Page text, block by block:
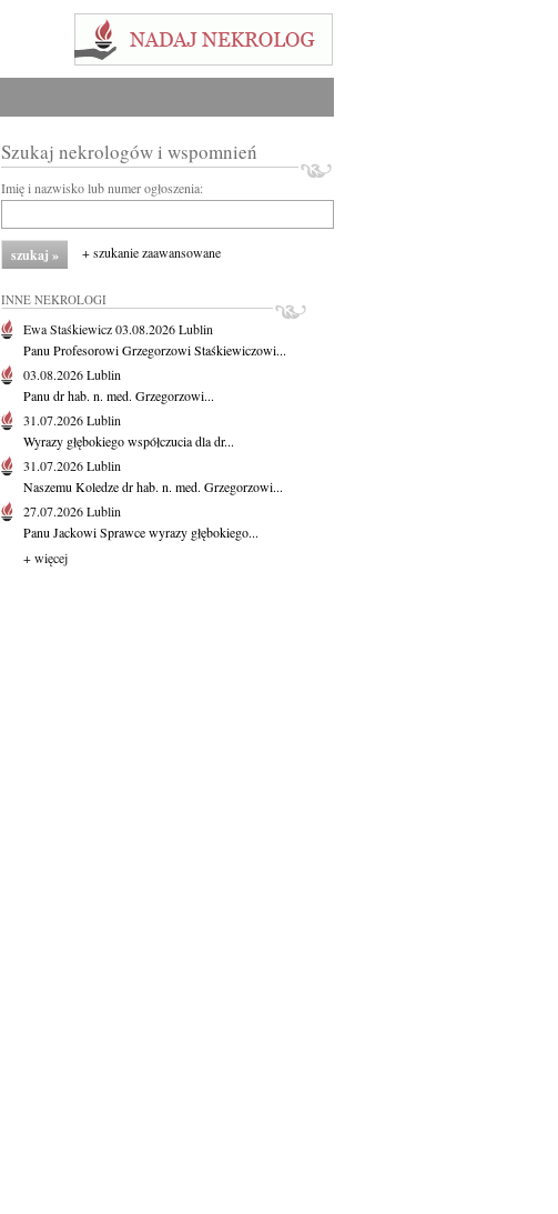
Szukaj nekrologów i wspomnień
Imię i nazwisko lub numer ogłoszenia:
+ szukanie zaawansowane
INNE NEKROLOGI
Ewa Staśkiewicz03.08.2026Lublin
Panu Profesorowi Grzegorzowi Staśkiewiczowi...
03.08.2026Lublin
Panu dr hab. n. med. Grzegorzowi...
31.07.2026Lublin
Wyrazy głębokiego współczucia dla dr...
31.07.2026Lublin
Naszemu Koledze dr hab. n. med. Grzegorzowi...
27.07.2026Lublin
Panu Jackowi Sprawce wyrazy głębokiego...
+ więcej